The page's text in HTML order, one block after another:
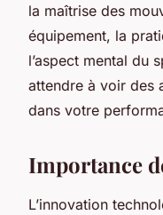
la maîtrise des
équipement, la
l’aspect mental du
attendre à voir des
dans votre
Importance
L’innovation